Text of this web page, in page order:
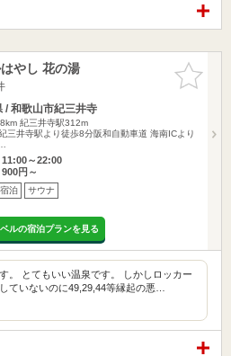
お気に入
りに追加
やし 花の湯
/ 和歌山市紀三井寺
紀三井寺駅312m
三井寺駅より徒歩8分阪和自動車道 海南ICより
～22:00
円～
宿泊 サウナ
ルの宿泊プランを見る
。 とてもいい温泉です。 しかしロッカー
ていないのに49,29,44等縁起の悪…